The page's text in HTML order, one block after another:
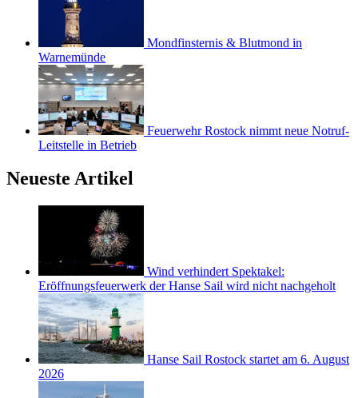
Mondfinsternis & Blutmond in
Warnemünde
Feuerwehr Rostock nimmt neue Notruf-
Leitstelle in Betrieb
Neueste Artikel
Wind verhindert Spektakel:
Eröffnungsfeuerwerk der Hanse Sail wird nicht nachgeholt
Hanse Sail Rostock startet am 6. August
2026